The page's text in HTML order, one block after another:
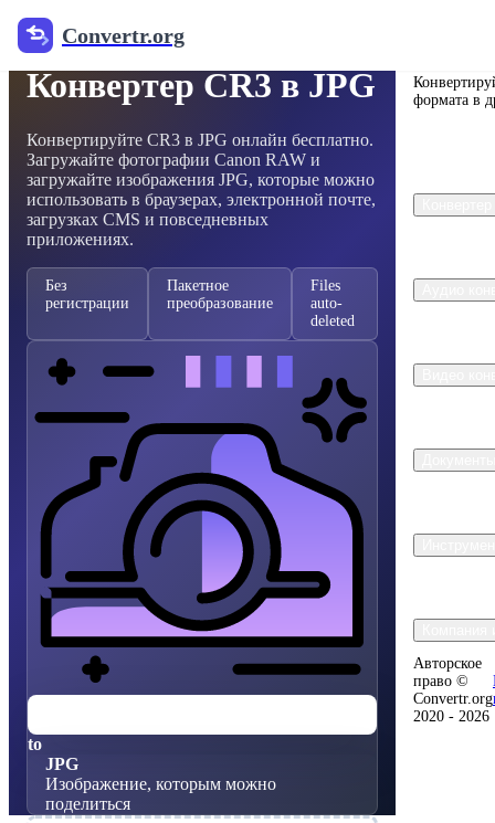
Convertr.org
Бесплатный конвертер изображений RAW
Конвертер CR3 в JPG
Конвертируйте CR3 в JPG онлайн бесплатно.
Загружайте фотографии Canon RAW и
загружайте изображения JPG, которые можно
использовать в браузерах, электронной почте,
загрузках CMS и повседневных
приложениях.
Без
регистрации
Пакетное
преобразование
Files
auto-
deleted
to
JPG
Изображение, которым можно
поделиться
формата в
Авторское
право ©
Convertr.org
2020 - 2026